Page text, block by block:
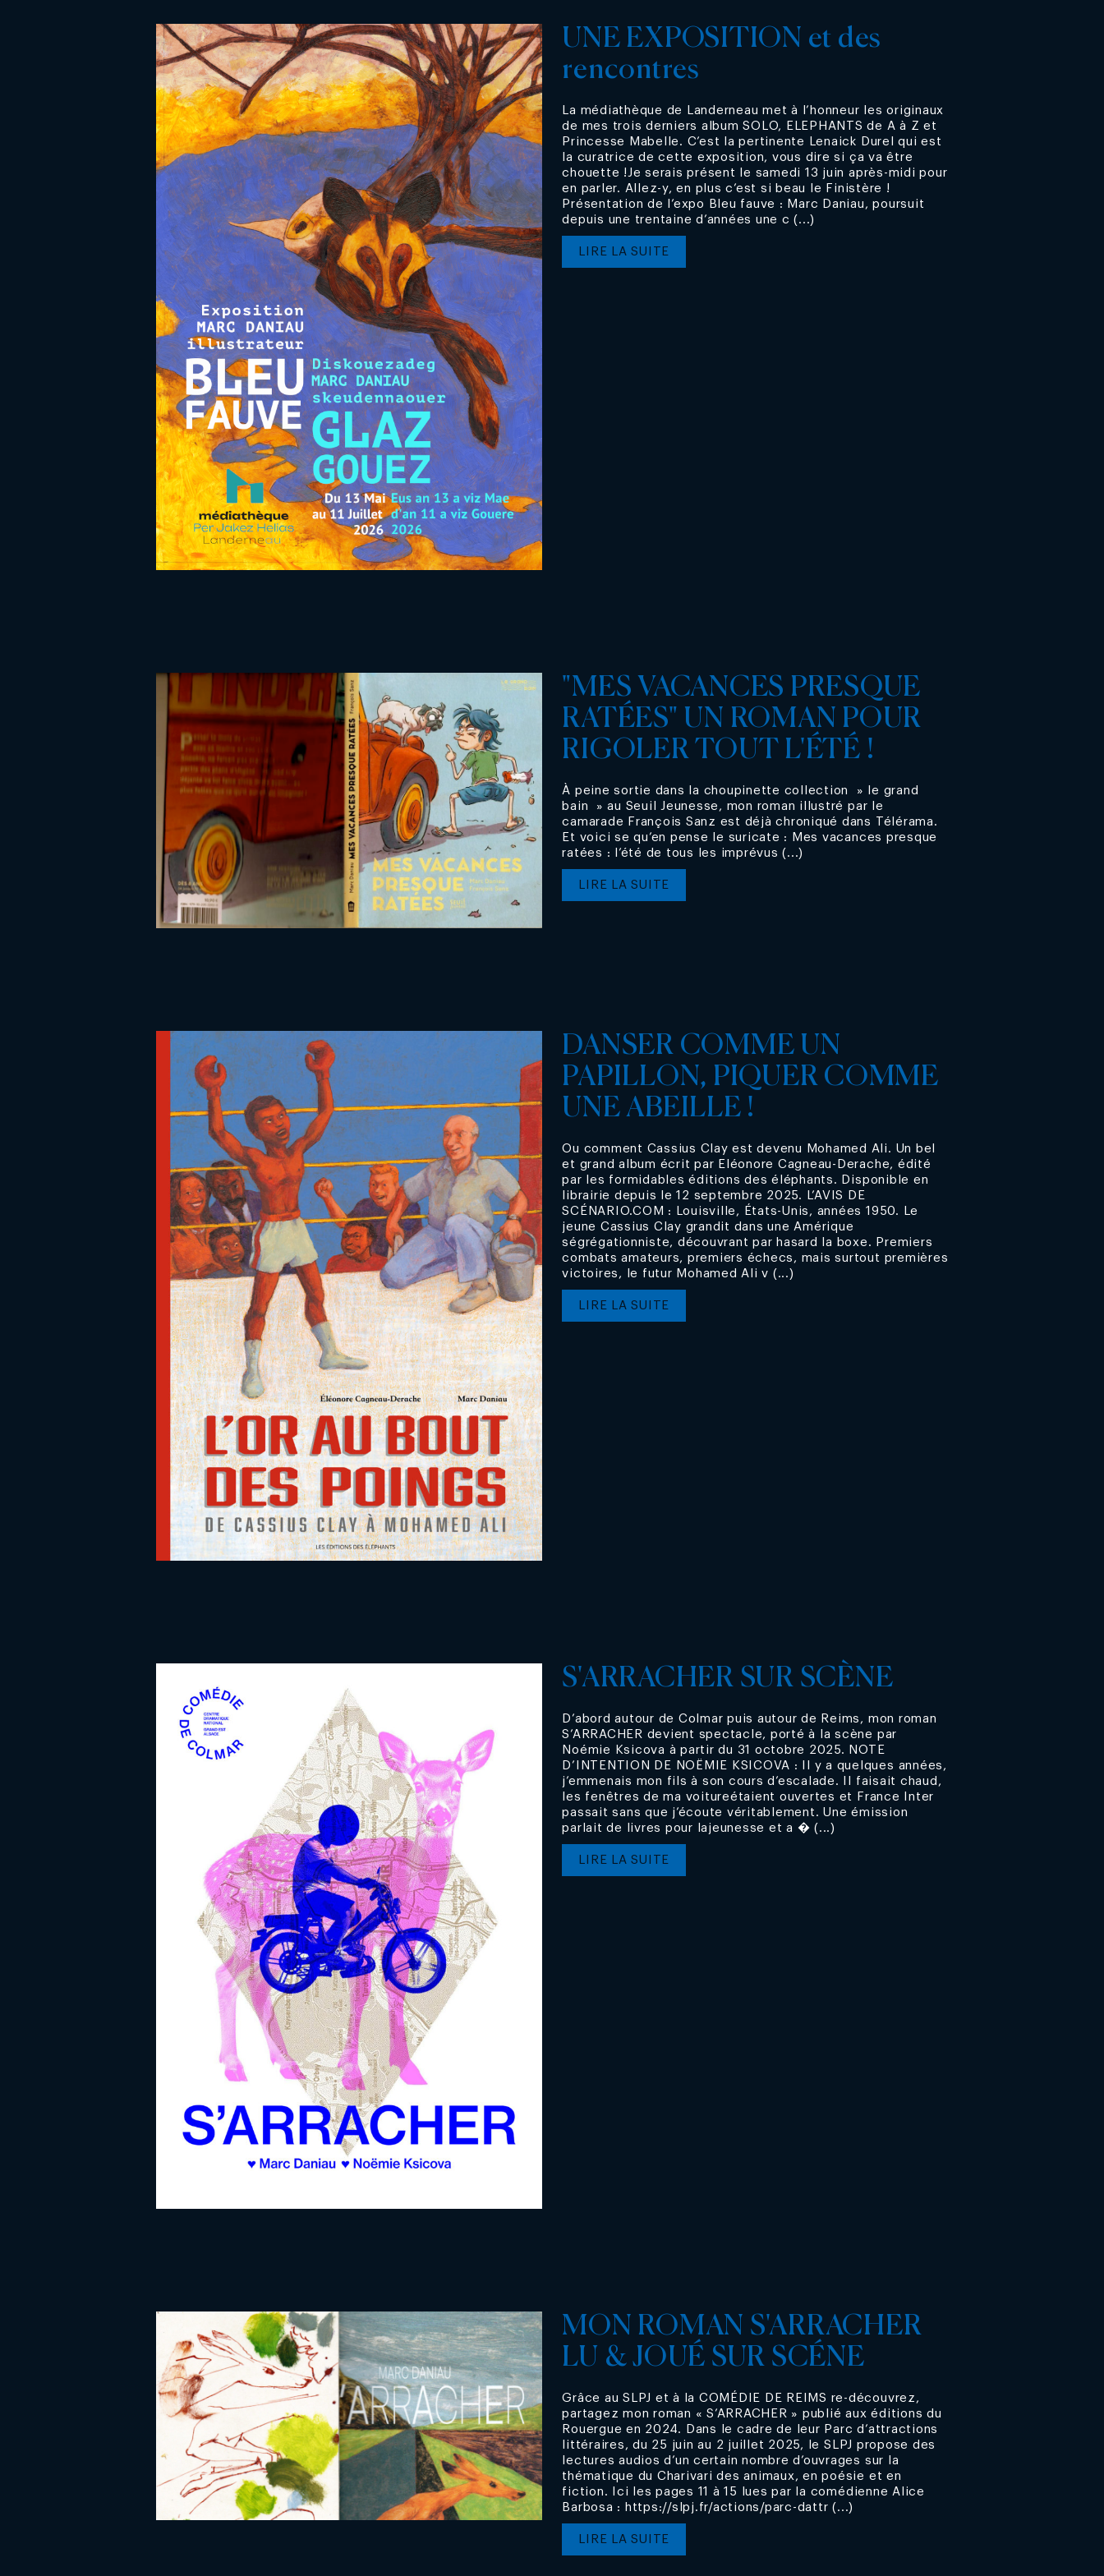
UNE EXPOSITION et des
rencontres
La médiathèque de Landerneau met à l’honneur les originaux
de mes trois derniers album SOLO, ELEPHANTS de A à Z et
Princesse Mabelle. C’est la pertinente Lenaick Durel qui est
la curatrice de cette exposition, vous dire si ça va être
chouette !Je serais présent le samedi 13 juin après-midi pour
en parler. Allez-y, en plus c’est si beau le Finistère !
Présentation de l’expo Bleu fauve : Marc Daniau, poursuit
depuis une trentaine d’années une c (...)
LIRE LA SUITE
"MES VACANCES PRESQUE
RATÉES" UN ROMAN POUR
RIGOLER TOUT L'ÉTÉ !
À peine sortie dans la choupinette collection » le grand
bain » au Seuil Jeunesse, mon roman illustré par le
camarade François Sanz est déjà chroniqué dans Télérama.
Et voici se qu’en pense le suricate : Mes vacances presque
ratées : l’été de tous les imprévus (...)
LIRE LA SUITE
DANSER COMME UN
PAPILLON, PIQUER COMME
UNE ABEILLE !
Ou comment Cassius Clay est devenu Mohamed Ali. Un bel
et grand album écrit par Eléonore Cagneau-Derache, édité
par les formidables éditions des éléphants. Disponible en
librairie depuis le 12 septembre 2025. L’AVIS DE
SCÉNARIO.COM : Louisville, États-Unis, années 1950. Le
jeune Cassius Clay grandit dans une Amérique
ségrégationniste, découvrant par hasard la boxe. Premiers
combats amateurs, premiers échecs, mais surtout premières
victoires, le futur Mohamed Ali v (...)
LIRE LA SUITE
S'ARRACHER SUR SCÈNE
D’abord autour de Colmar puis autour de Reims, mon roman
S’ARRACHER devient spectacle, porté à la scène par
Noémie Ksicova à partir du 31 octobre 2025. NOTE
D’INTENTION DE NOËMIE KSICOVA : Il y a quelques années,
j’emmenais mon fils à son cours d’escalade. Il faisait chaud,
les fenêtres de ma voitureétaient ouvertes et France Inter
passait sans que j’écoute véritablement. Une émission
parlait de livres pour lajeunesse et a � (...)
LIRE LA SUITE
MON ROMAN S'ARRACHER
LU & JOUÉ SUR SCÉNE
Grâce au SLPJ et à la COMÉDIE DE REIMS re-découvrez,
partagez mon roman « S’ARRACHER » publié aux éditions du
Rouergue en 2024. Dans le cadre de leur Parc d’attractions
littéraires, du 25 juin au 2 juillet 2025, le SLPJ propose des
lectures audios d’un certain nombre d’ouvrages sur la
thématique du Charivari des animaux, en poésie et en
fiction. Ici les pages 11 à 15 lues par la comédienne Alice
Barbosa : https://slpj.fr/actions/parc-dattr (...)
LIRE LA SUITE